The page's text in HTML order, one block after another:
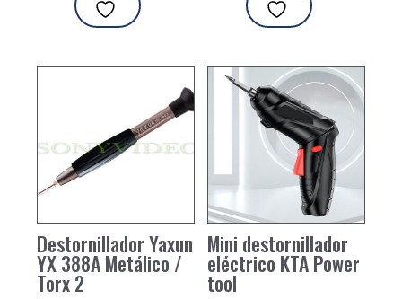
Destornillador Yaxun
YX 388A Metálico /
Torx 2
Mini destornillador
eléctrico KTA Power
tool